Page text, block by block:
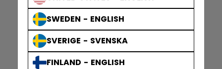
SWEDEN - ENGLISH
SVERIGE - SVENSKA
FINLAND - ENGLISH